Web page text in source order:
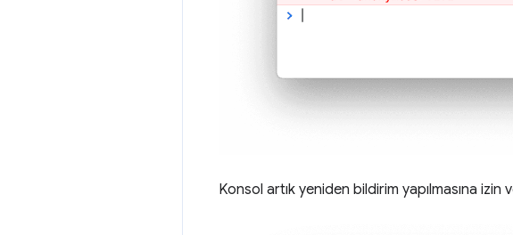
Konsol artık yeniden bildirim yapılmasına izin